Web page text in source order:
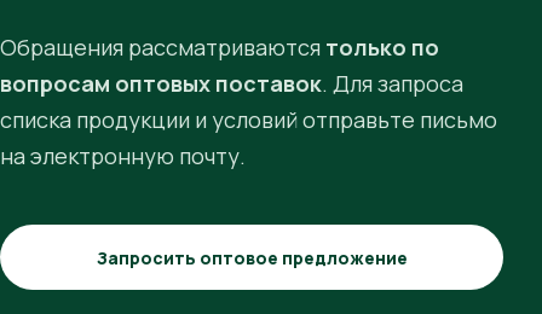
Обращения рассматриваются только по
вопросам оптовых поставок. Для запроса
списка продукции и условий отправьте письмо
на электронную почту.
Запросить оптовое предложение